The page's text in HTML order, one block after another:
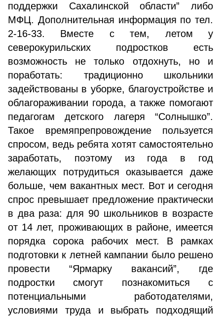
поддержки Сахалинской области” либо
МФЦ. Дополнительная информация по тел.
2-16-33. Вместе с тем, летом у
северокурильских подростков есть
возможность не только отдохнуть, но и
поработать: традиционно школьники
задействованы в уборке, благоустройстве и
облагораживании города, а также помогают
педагогам детского лагеря “Солнышко”.
Такое времяпрепровождение пользуется
спросом, ведь ребята хотят самостоятельно
заработать, поэтому из года в год
желающих потрудиться оказывается даже
больше, чем вакантных мест. Вот и сегодня
спрос превышает предложение практически
в два раза: для 90 школьников в возрасте
от 14 лет, проживающих в районе, имеется
порядка сорока рабочих мест. В рамках
подготовки к летней кампании было решено
провести “Ярмарку вакансий”, где
подростки смогут познакомиться с
потенциальными работодателями,
условиями труда и выбрать подходящий